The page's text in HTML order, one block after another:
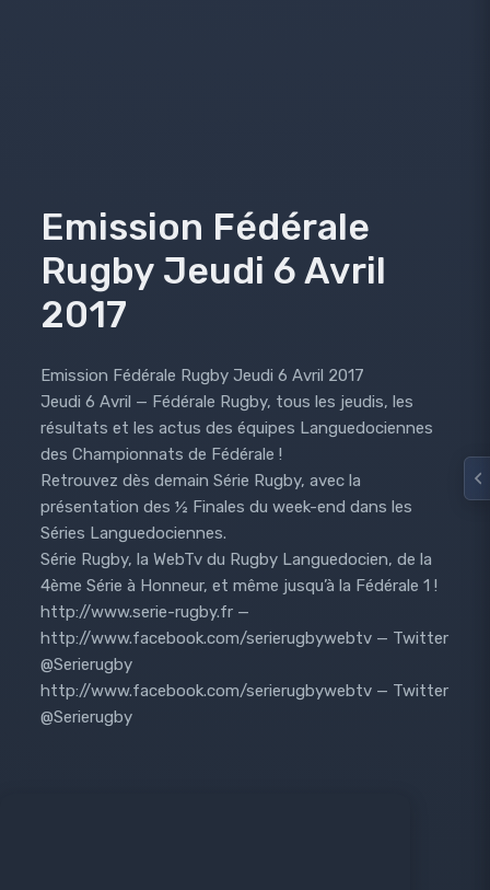
Emission Fédérale
Rugby Jeudi 6 Avril
2017
Emission Fédérale Rugby Jeudi 6 Avril 2017
Jeudi 6 Avril — Fédérale Rugby, tous les jeudis, les
résultats et les actus des équipes Languedociennes
des Championnats de Fédérale !
Retrouvez dès demain Série Rugby, avec la
présentation des ½ Finales du week-end dans les
Séries Languedociennes.
Série Rugby, la WebTv du Rugby Languedocien, de la
4ème Série à Honneur, et même jusqu’à la Fédérale 1 !
http://www.serie-rugby.fr —
http://www.facebook.com/serierugbywebtv — Twitter
@Serierugby
http://www.facebook.com/serierugbywebtv — Twitter
@Serierugby